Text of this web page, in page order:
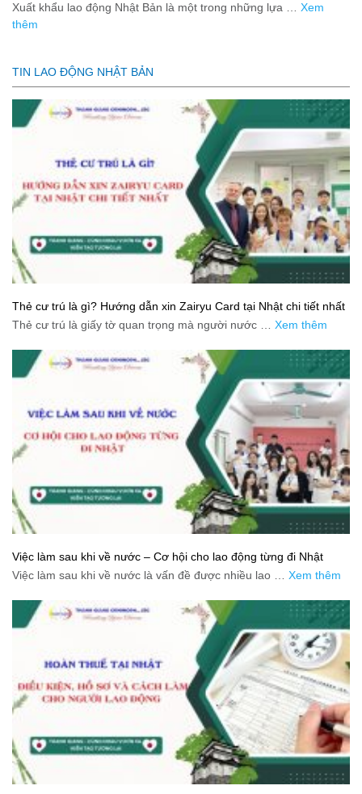
Xuất khẩu lao động Nhật Bản là một trong những lựa … Xem
thêm
TIN LAO ĐỘNG NHẬT BẢN
Thẻ cư trú là gì? Hướng dẫn xin Zairyu Card tại Nhật chi tiết nhất
Thẻ cư trú là giấy tờ quan trọng mà người nước … Xem thêm
Việc làm sau khi về nước – Cơ hội cho lao động từng đi Nhật
Việc làm sau khi về nước là vấn đề được nhiều lao … Xem thêm